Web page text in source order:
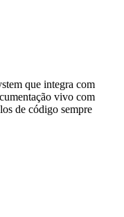
que integra com
vivo com
de código sempre